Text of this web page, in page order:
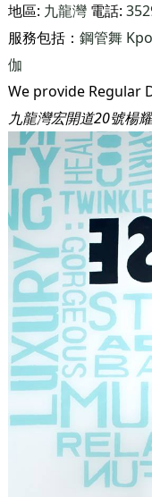
地區: 九龍灣電話:
服務包括： 鋼管舞
伽
九龍灣宏開道20號楊